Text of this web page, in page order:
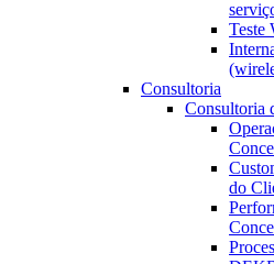
Teste
Consultoria
Consultoria
do